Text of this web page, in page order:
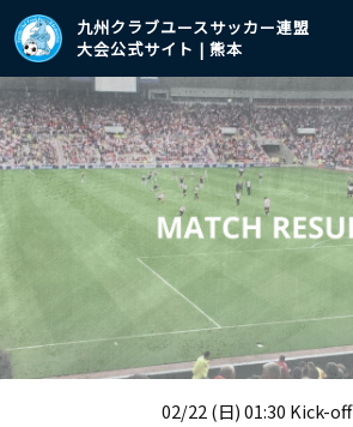
九州クラブユースサッカー連盟
大会公式サイト | 熊本
02/22 (日) 01:30 Kick-off